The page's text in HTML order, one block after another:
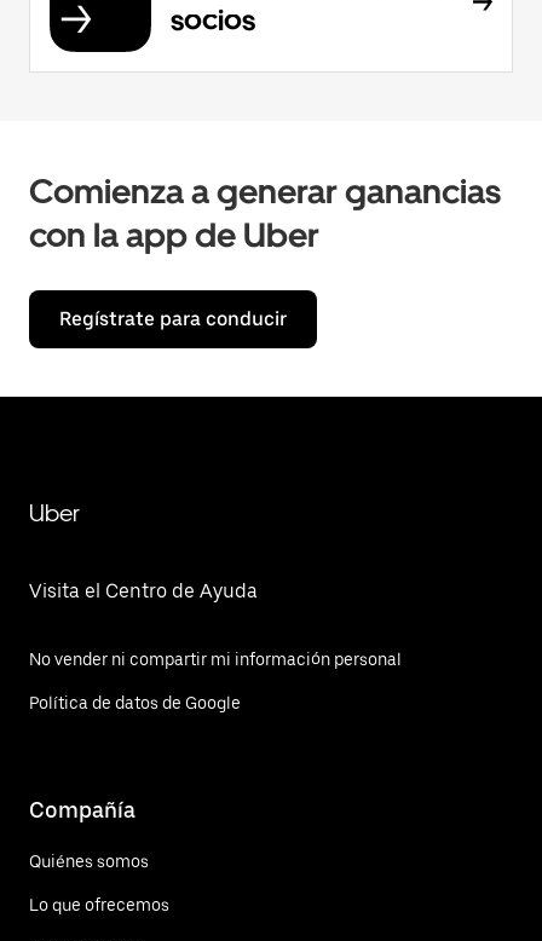
socios
Comienza a generar ganancias
con la app de Uber
Regístrate para conducir
Uber
Visita el Centro de Ayuda
No vender ni compartir mi información personal
Política de datos de Google
Compañía
Quiénes somos
Lo que ofrecemos